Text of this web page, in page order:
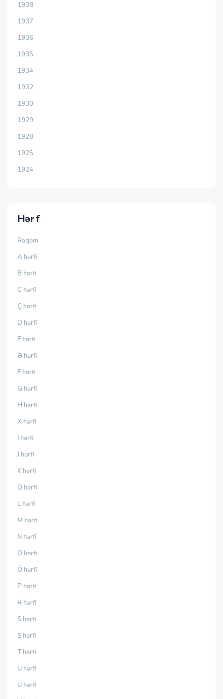
1938
1937
1936
1935
1934
1932
1930
1929
1928
1925
1924
Hərf
Rəqəm
A hərfi
B hərfi
C hərfi
Ç hərfi
D hərfi
E hərfi
Ə hərfi
F hərfi
G hərfi
H hərfi
X hərfi
İ hərfi
J hərfi
K hərfi
Q hərfi
L hərfi
M hərfi
N hərfi
O hərfi
Ö hərfi
P hərfi
R hərfi
S hərfi
Ş hərfi
T hərfi
U hərfi
Ü hərfi